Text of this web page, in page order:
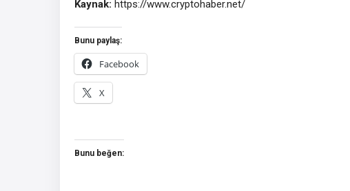
Kaynak: https://www.cryptohaber.net/
Bunu paylaş:
Facebook
X
Bunu beğen: